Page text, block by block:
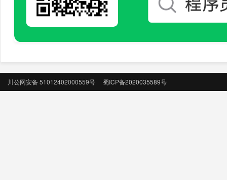
川公网安备 51012402000559号 蜀ICP备2020035589号